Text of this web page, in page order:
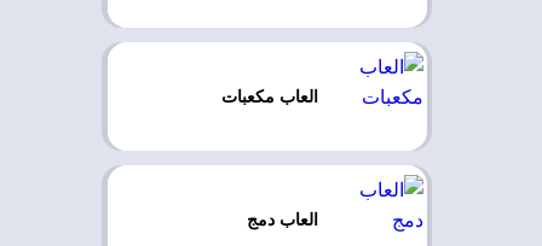
العاب مكعبات
العاب دمج